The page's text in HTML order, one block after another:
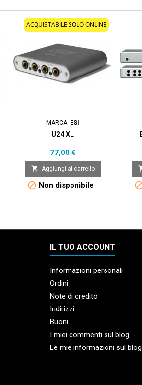
ACQUISTABILE SOLO ONLINE
MARCA: ESI
U24 XL
Prezzo
77,00 €
 Aggiungi al carrello
 Non disponibile
IL TUO ACCOUNT
Informazioni personali
Ordini
Note di credito
Indirizzi
Buoni
I miei commenti sul blog
Le mie informazioni sul blog